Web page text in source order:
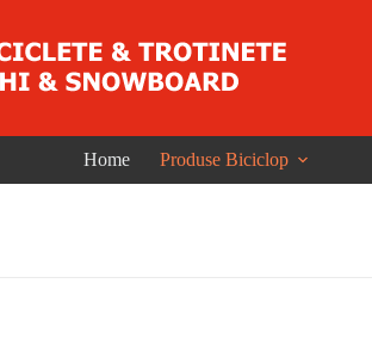
Home Produse Biciclop